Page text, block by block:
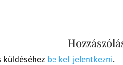
küldéséhez be kell jelentkezni.